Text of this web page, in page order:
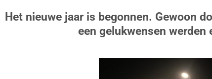
Het nieuwe jaar is begonnen. Gewoon
een gelukwensen werden